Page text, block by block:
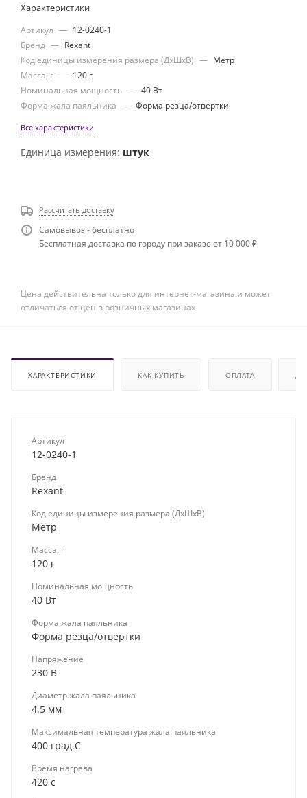
Характеристики
Артикул — 12-0240-1
Бренд — Rexant
Код единицы измерения размера (ДхШхВ) — Метр
Масса, г — 120 г
Номинальная мощность — 40 Вт
Форма жала паяльника — Форма резца/отвертки
Все характеристики
Единица измерения: штук
Рассчитать доставку
Самовывоз - бесплатно
Бесплатная доставка по городу при заказе от 10 000 ₽
Цена действительна только для интернет-магазина и может
отличаться от цен в розничных магазинах
ХАРАКТЕРИСТИКИ КАК КУПИТЬ ОПЛАТА
Артикул
12-0240-1
Бренд
Rexant
Код единицы измерения размера (ДхШхВ)
Метр
Масса, г
120 г
Номинальная мощность
40 Вт
Форма жала паяльника
Форма резца/отвертки
Напряжение
230 В
Диаметр жала паяльника
4.5 мм
Максимальная температура жала паяльника
400 град.C
Время нагрева
420 с